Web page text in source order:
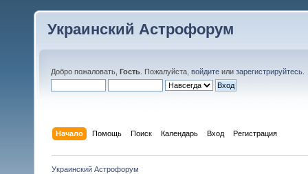
Украинский Астрофорум
Добро пожаловать, Гость . Пожалуйста, войдите или зарегистрируйтесь
Начало Помощь Поиск Календарь Вход Регистрация
Украинский Астрофорум